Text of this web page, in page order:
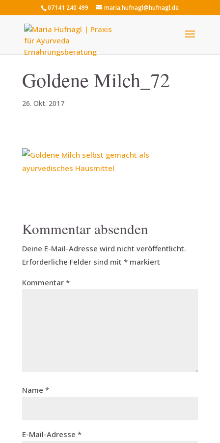
07141 240 499 maria.hufnagl@hufnagl.de
Goldene Milch_72
26. Okt. 2017
Kommentar absenden
Deine E-Mail-Adresse wird nicht veröffentlicht.
Erforderliche Felder sind mit *markiert
Kommentar *
Name *
E-Mail-Adresse *